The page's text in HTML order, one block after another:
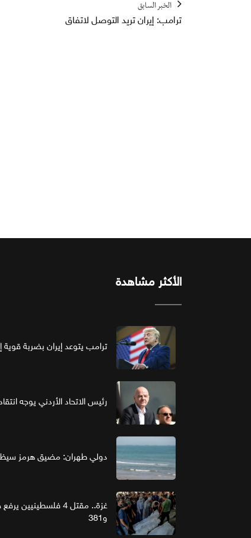
الخبر السابق
ترامب: إيران تريد التوصل لاتفاق
الأكثر مشاهدة
ترامب يتوعد إيران بضربة
رئيس الاتحاد الأردني يوجه
دولي طهران: مضيق هرمز
و381